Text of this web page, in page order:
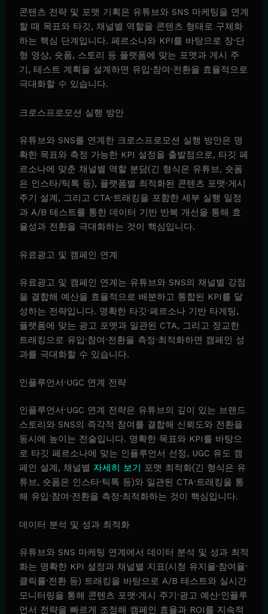
콘텐츠 전략 및 포맷 기획은 유튜브와 SNS 마케팅을 연계
할 때 목표와 타깃, 채널별 역할을 콘텐츠 형태로 구체화
하는 핵심 단계입니다. 페르소나와 KPI를 바탕으로 장·단
형 영상, 숏폼, 스토리 등 플랫폼에 맞는 포맷과 게시 주
기, 테스트 계획을 설계하면 유입·참여·전환을 효율적으로
극대화할 수 있습니다.
크로스프로모션 실행 방안
유튜브와 SNS를 연계한 크로스프로모션 실행 방안은 명
확한 목표와 측정 가능한 KPI 설정을 출발점으로, 타깃 페
르소나에 맞춘 채널별 역할 분담(긴 형식은 유튜브, 숏폼
은 인스타/틱톡 등), 플랫폼별 최적화된 콘텐츠 포맷·게시
주기 설계, 그리고 CTA·트래킹을 포함한 세부 실행 일정
과 A/B 테스트를 통한 데이터 기반 반복 개선을 통해 효
율성과 전환을 극대화하는 것이 핵심입니다.
유료광고 및 캠페인 연계
유료광고 및 캠페인 연계는 유튜브와 SNS의 채널별 강점
을 결합해 예산을 효율적으로 배분하고 통합된 KPI를 달
성하는 전략입니다. 명확한 타깃·페르소나 기반 타게팅,
플랫폼에 맞는 광고 포맷과 일관된 CTA, 그리고 정교한
트래킹으로 유입·참여·전환을 측정·최적화하면 캠페인 성
과를 극대화할 수 있습니다.
인플루언서·UGC 연계 전략
인플루언서·UGC 연계 전략은 유튜브의 깊이 있는 브랜드
스토리와 SNS의 즉각적 참여를 결합해 신뢰도와 전환을
동시에 높이는 전술입니다. 명확한 목표와 KPI를 바탕으
로 타깃 페르소나에 맞는 인플루언서 선정, UGC 유도 캠
페인 설계, 채널별 자세히 보기 포맷 최적화(긴 형식은 유
튜브, 숏폼은 인스타·틱톡 등)와 일관된 CTA·트래킹을 통
해 유입·참여·전환을 측정·최적화하는 것이 핵심입니다.
데이터 분석 및 성과 최적화
유튜브와 SNS 마케팅 연계에서 데이터 분석 및 성과 최적
화는 명확한 KPI 설정과 채널별 지표(시청 유지율·참여율·
클릭률·전환 등) 트래킹을 바탕으로 A/B 테스트와 실시간
모니터링을 통해 콘텐츠 포맷·게시 주기·광고 예산·인플루
언서 전략을 빠르게 조정해 캠페인 효율과 ROI를 지속적